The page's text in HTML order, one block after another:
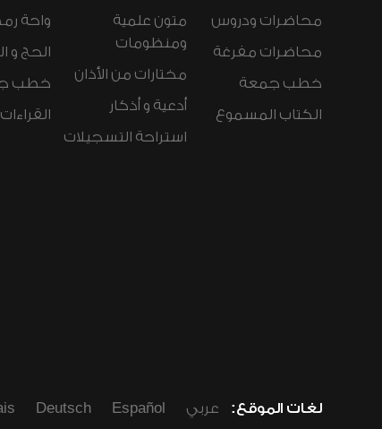
محاضرات ودروس
محاضرات مفرغة
خطب جمعة
الكتاب المسموع
متون علمية
ومنظومات
مختارات من الأذان
أدعية و أذكار
استراحة التسجيلات
واحة
الحج و
خطب
لغات الموقع: عربي Español
Deutsch